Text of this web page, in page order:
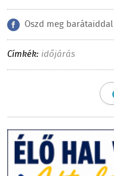
Oszd meg barátaiddal
Címkék: időjárás